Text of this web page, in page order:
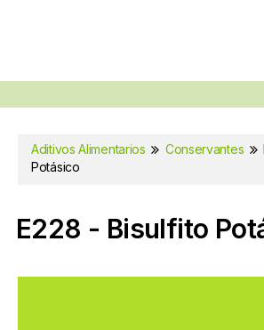
Aditivos Alimentarios Conservantes
Potásico
E228 - Bisulfito